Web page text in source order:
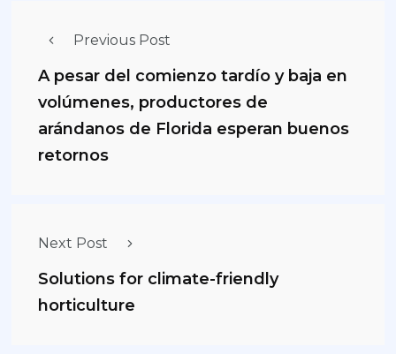
Previous Post
A pesar del comienzo tardío y baja en
volúmenes, productores de
arándanos de Florida esperan buenos
retornos
Next Post
Solutions for climate-friendly
horticulture